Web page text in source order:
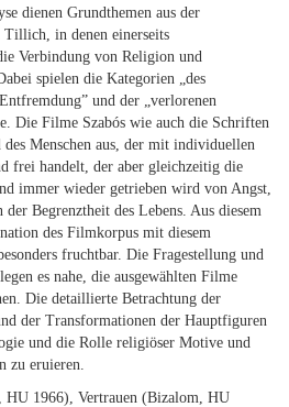
dienen Grundthemen aus der
in denen einerseits
Verbindung von Religion und
spielen die Kategorien „des
und der „verlorenen
Die Filme Szabós wie auch die Schriften
Menschen aus, der mit individuellen
frei handelt, der aber gleichzeitig die
immer wieder getrieben wird von Angst,
Begrenztheit des Lebens. Aus diesem
des Filmkorpus mit diesem
fruchtbar. Die Fragestellung und
es nahe, die ausgewählten Filme
Die detaillierte Betrachtung der
der Transformationen der Hauptfiguren
und die Rolle religiöser Motive und
zu eruieren.
HU 1966), Vertrauen (Bizalom, HU